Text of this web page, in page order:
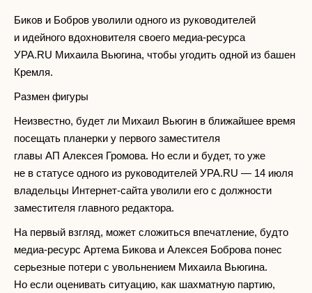
Биков и Бобров уволили одного из руководителей
и идейного вдохновителя своего медиа-ресурса
УРА.RU Михаила Вьюгина, чтобы угодить одной из башен
Кремля.
Размен фигуры
Неизвестно, будет ли Михаил Вьюгин в ближайшее время
посещать планерки у первого заместителя
главы АП Алексея Громова. Но если и будет, то уже
не в статусе одного из руководителей УРА.RU — 14 июля
владельцы Интернет-сайта уволили его с должности
заместителя главного редактора.
На первый взгляд, может сложиться впечатление, будто
медиа-ресурс Артема Бикова и Алексея Боброва понес
серьезные потери с увольнением Михаила Вьюгина.
Но если оценивать ситуацию, как шахматную партию,